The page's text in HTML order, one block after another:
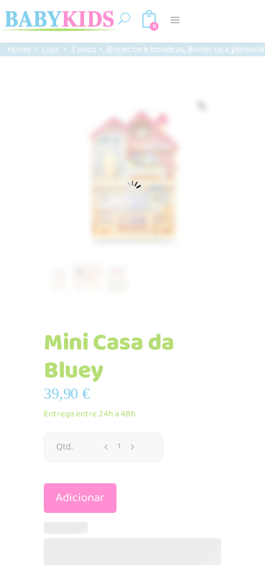
0
Home > Loja > 3 anos +,Bonecos e bonecas,Bonecos e
Mini Casa da
Bluey
39,90€
Entrega entre 24h a 48h.
Mini
da
Qtd.
Adicionar